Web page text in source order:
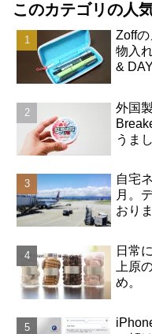
このカテゴリの人
Zoff
物入
&
外国
うまし
自宅
月。
おり
日常
上原
め。